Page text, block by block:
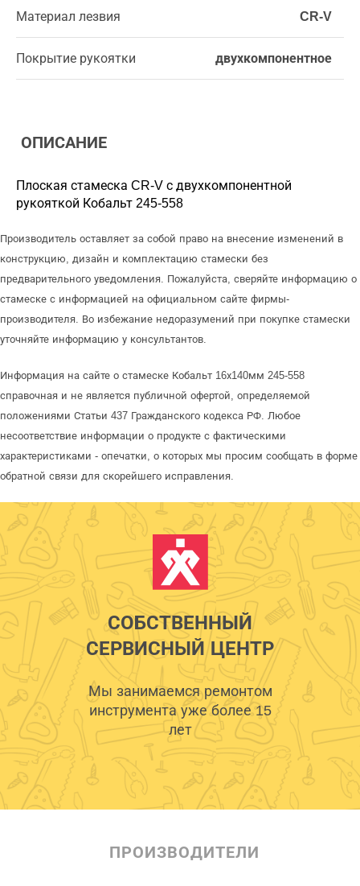
Материал лезвия CR-V
Покрытие рукоятки двухкомпонентное
ОПИСАНИЕ
Плоская стамеска CR-V с двухкомпонентной
рукояткой Кобальт 245-558
Производитель оставляет за собой право на внесение изменений в
конструкцию, дизайн и комплектацию стамески без
предварительного уведомления. Пожалуйста, сверяйте информацию о
стамеске с информацией на официальном сайте фирмы-
производителя. Во избежание недоразумений при покупке стамески
уточняйте информацию у консультантов.
Информация на сайте о стамеске Кобальт 16х140мм 245-558
справочная и не является публичной офертой, определяемой
положениями Статьи 437 Гражданского кодекса РФ. Любое
несоответствие информации о продукте с фактическими
характеристиками - опечатки, о которых мы просим сообщать в форме
обратной связи для скорейшего исправления.
СОБСТВЕННЫЙ
СЕРВИСНЫЙ ЦЕНТР
Мы занимаемся ремонтом
инструмента уже более 15
лет
ПРОИЗВОДИТЕЛИ